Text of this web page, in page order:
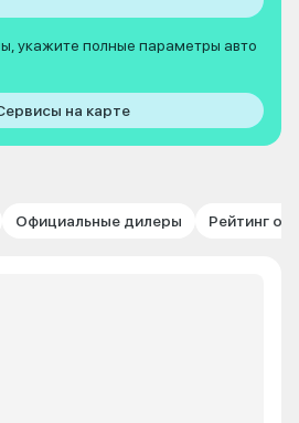
укажите полные параметры авто
на карте
Официальные дилеры Рейтинг